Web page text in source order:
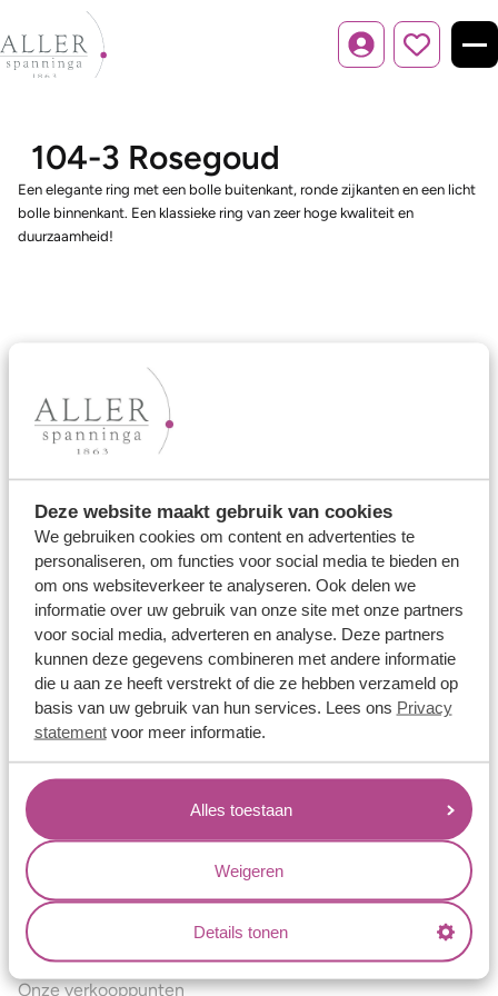
Deze website maakt gebruik van cookies
We gebruiken cookies om content en advertenties te
personaliseren, om functies voor social media te bieden en
om ons websiteverkeer te analyseren. Ook delen we
informatie over uw gebruik van onze site met onze partners
voor social media, adverteren en analyse. Deze partners
kunnen deze gegevens combineren met andere informatie
die u aan ze heeft verstrekt of die ze hebben verzameld op
basis van uw gebruik van hun services. Lees ons Privacy
statementvoor meer informatie.
Alles toestaan
Weigeren
Details tonen
Inloggen
104-3 Rosegoud
Een elegante ring met een bolle buitenkant, ronde zijkanten en een licht
bolle binnenkant. Een klassieke ring van zeer hoge kwaliteit en
duurzaamheid!
Ons aanbod
Trouwringen
Verlovingsringen
Vriendschapsringen
Over ons
Aller Spanninga
Historie
Certificaten
Blogs
Jouw voordelen
Conflictvrije Materialen
Oneindig veel mogelijkheden
Kwaliteit
Juweliers & Contact
Onze verkooppunten